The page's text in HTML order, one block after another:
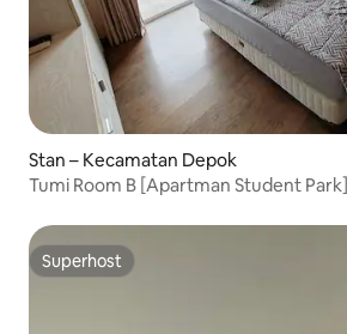
Stan – Kecamatan Depok
Tumi Room B [Apartman Student Park]
Superhost
Superhost